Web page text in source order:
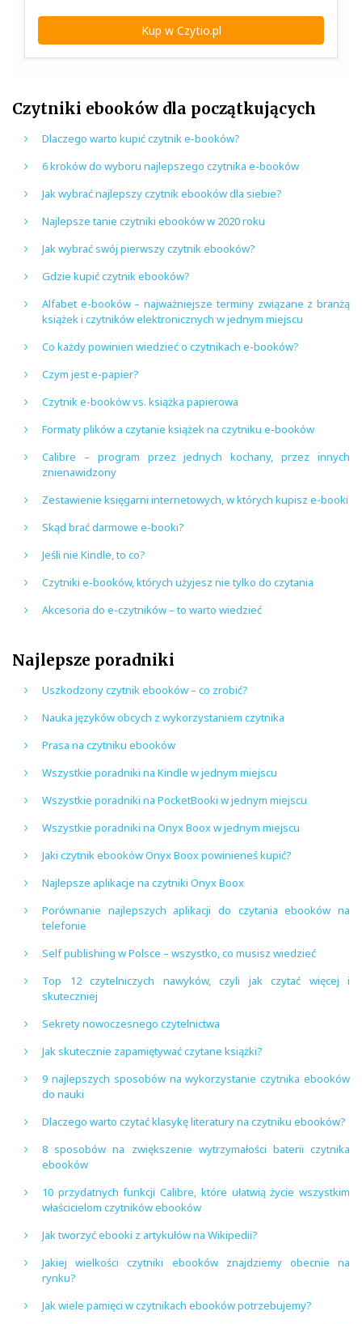
Kup w Czytio.pl
Czytniki ebooków dla początkujących
Dlaczego warto kupić czytnik e-booków?
6 kroków do wyboru najlepszego czytnika e-booków
Jak wybrać najlepszy czytnik ebooków dla siebie?
Najlepsze tanie czytniki ebooków w 2020 roku
Jak wybrać swój pierwszy czytnik ebooków?
Gdzie kupić czytnik ebooków?
Alfabet e-booków – najważniejsze terminy związane z branżą
książek i czytników elektronicznych w jednym miejscu
Co każdy powinien wiedzieć o czytnikach e-booków?
Czym jest e-papier?
Czytnik e-booków vs. książka papierowa
Formaty plików a czytanie książek na czytniku e-booków
Calibre – program przez jednych kochany, przez innych
znienawidzony
Zestawienie księgarni internetowych, w których kupisz e-booki
Skąd brać darmowe e-booki?
Jeśli nie Kindle, to co?
Czytniki e-booków, których użyjesz nie tylko do czytania
Akcesoria do e-czytników – to warto wiedzieć
Najlepsze poradniki
Uszkodzony czytnik ebooków – co zrobić?
Nauka języków obcych z wykorzystaniem czytnika
Prasa na czytniku ebooków
Wszystkie poradniki na Kindle w jednym miejscu
Wszystkie poradniki na PocketBooki w jednym miejscu
Wszystkie poradniki na Onyx Boox w jednym miejscu
Jaki czytnik ebooków Onyx Boox powinieneś kupić?
Najlepsze aplikacje na czytniki Onyx Boox
Porównanie najlepszych aplikacji do czytania ebooków na
telefonie
Self publishing w Polsce – wszystko, co musisz wiedzieć
Top 12 czytelniczych nawyków, czyli jak czytać więcej i
skuteczniej
Sekrety nowoczesnego czytelnictwa
Jak skutecznie zapamiętywać czytane książki?
9 najlepszych sposobów na wykorzystanie czytnika ebooków
do nauki
Dlaczego warto czytać klasykę literatury na czytniku ebooków?
8 sposobów na zwiększenie wytrzymałości baterii czytnika
ebooków
10 przydatnych funkcji Calibre, które ułatwią życie wszystkim
właścicielom czytników ebooków
Jak tworzyć ebooki z artykułów na Wikipedii?
Jakiej wielkości czytniki ebooków znajdziemy obecnie na
rynku?
Jak wiele pamięci w czytnikach ebooków potrzebujemy?